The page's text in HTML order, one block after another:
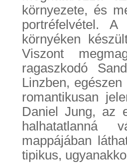
környezete, és
portréfelvétel.
környéken
Viszont
ragaszkodó
Linzben,
romantikusan
Daniel Jung, az
halhatatlanná
mappájában
tipikus,